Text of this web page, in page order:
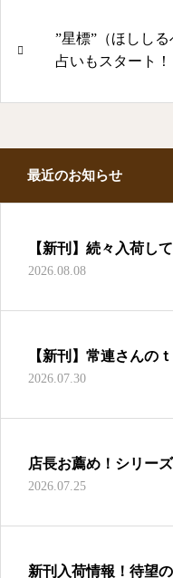
”星標”（ほしし
占いもスタート！
最近のお知らせ
【新刊】続々入荷し
2026.08.08
【新刊】常連さんの
2026.07.30
店長お薦め！シリー
2026.07.25
新刊入荷情報！待望